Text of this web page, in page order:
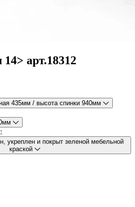
арт.18312
435мм / высота спинки 940мм
укреплен и покрыт зеленой мебельной
краской